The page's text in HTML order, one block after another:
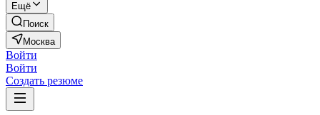
Ещё
Поиск
Москва
Войти
Войти
Создать резюме